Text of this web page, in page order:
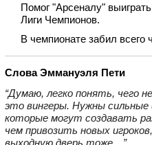
Помог "Арсеналу"
Лиги Чемпионов.
В чемпионате забил всего
Слова Эммануэля Пети
“Думаю, легко понять, чего
это вингеры. Нужны
которые могут создавать
чем привозить новых
выходную дверь тоже…”